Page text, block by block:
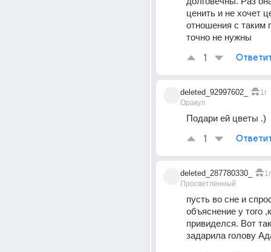
ценить и не хочет
отношения с таким
точно не нужны
1
deleted_92997602_
Оракул
1г
Подари ей цветы .)
1
deleted_287780330_
Просветленный
1г
пусть во сне и
объяснение у того
привиделся. Вот
задарила голову